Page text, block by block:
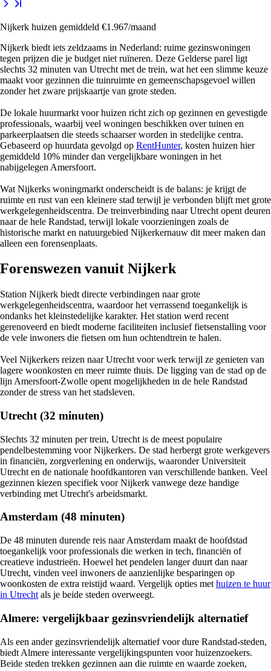
Nijkerk huizen gemiddeld €1.967/maand
Nijkerk biedt iets zeldzaams in Nederland: ruime gezinswoningen
tegen prijzen die je budget niet ruïneren. Deze Gelderse parel ligt
slechts 32 minuten van Utrecht met de trein, wat het een slimme keuze
maakt voor gezinnen die tuinruimte en gemeenschapsgevoel willen
zonder het zware prijskaartje van grote steden.
De lokale huurmarkt voor huizen richt zich op gezinnen en gevestigde
professionals, waarbij veel woningen beschikken over tuinen en
parkeerplaatsen die steeds schaarser worden in stedelijke centra.
Gebaseerd op huurdata gevolgd op RentHunter, kosten huizen hier
gemiddeld 10% minder dan vergelijkbare woningen in het
nabijgelegen Amersfoort.
Wat Nijkerks woningmarkt onderscheidt is de balans: je krijgt de
ruimte en rust van een kleinere stad terwijl je verbonden blijft met grote
werkgelegenheidscentra. De treinverbinding naar Utrecht opent deuren
naar de hele Randstad, terwijl lokale voorzieningen zoals de
historische markt en natuurgebied Nijkerkernauw dit meer maken dan
alleen een forensenplaats.
Forenswezen vanuit Nijkerk
Station Nijkerk biedt directe verbindingen naar grote
werkgelegenheidscentra, waardoor het verrassend toegankelijk is
ondanks het kleinstedelijke karakter. Het station werd recent
gerenoveerd en biedt moderne faciliteiten inclusief fietsenstalling voor
de vele inwoners die fietsen om hun ochtendtrein te halen.
Veel Nijkerkers reizen naar Utrecht voor werk terwijl ze genieten van
lagere woonkosten en meer ruimte thuis. De ligging van de stad op de
lijn Amersfoort-Zwolle opent mogelijkheden in de hele Randstad
zonder de stress van het stadsleven.
Utrecht (32 minuten)
Slechts 32 minuten per trein, Utrecht is de meest populaire
pendelbestemming voor Nijkerkers. De stad herbergt grote werkgevers
in financiën, zorgverlening en onderwijs, waaronder Universiteit
Utrecht en de nationale hoofdkantoren van verschillende banken. Veel
gezinnen kiezen specifiek voor Nijkerk vanwege deze handige
verbinding met Utrecht's arbeidsmarkt.
Amsterdam (48 minuten)
De 48 minuten durende reis naar Amsterdam maakt de hoofdstad
toegankelijk voor professionals die werken in tech, financiën of
creatieve industrieën. Hoewel het pendelen langer duurt dan naar
Utrecht, vinden veel inwoners de aanzienlijke besparingen op
woonkosten de extra reistijd waard. Vergelijk opties met huizen te huur
in Utrecht als je beide steden overweegt.
Almere: vergelijkbaar gezinsvriendelijk alternatief
Als een ander gezinsvriendelijk alternatief voor dure Randstad-steden,
biedt Almere interessante vergelijkingspunten voor huizenzoekers.
Beide steden trekken gezinnen aan die ruimte en waarde zoeken,